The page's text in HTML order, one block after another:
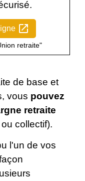
open_in_new
retraite"
de base et
vous pouvez
retraite
collectif).
l'un de vos